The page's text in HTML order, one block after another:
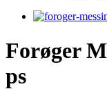
Forøger
ps